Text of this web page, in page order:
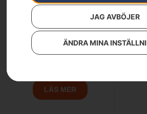
JAG AVBÖJER
ÄNDRA MINA
LÄS MER